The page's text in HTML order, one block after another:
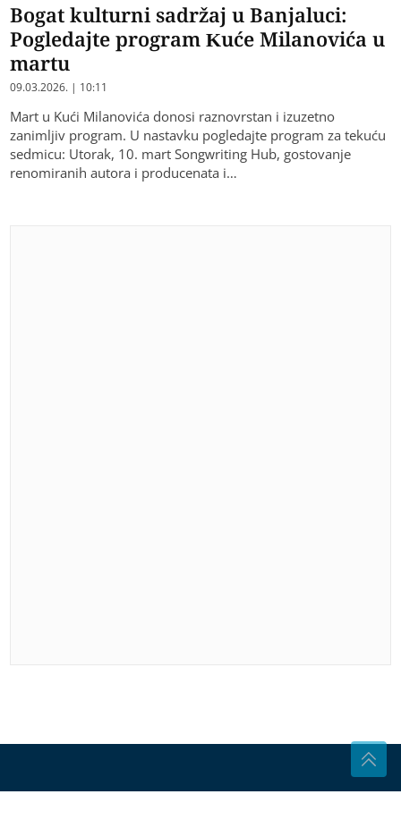
Bogat kulturni sadržaj u Banjaluci:
Pogledajte program Kuće Milanovića u
martu
09.03.2026. | 10:11
Mart u Kući Milanovića donosi raznovrstan i izuzetno
zanimljiv program. U nastavku pogledajte program za tekuću
sedmicu: Utorak, 10. mart Songwriting Hub, gostovanje
renomiranih autora i producenata i…